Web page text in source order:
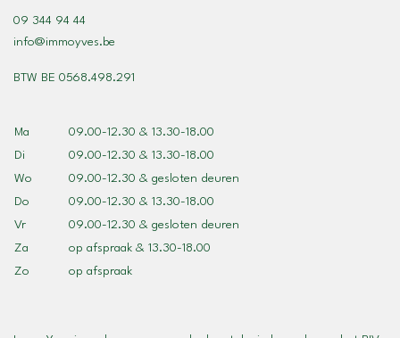
09 344 94 44
info@immoyves.be
BTW BE 0568.498.291
Ma
09.00-12.30 & 13.30-18.00
Di
09.00-12.30 & 13.30-18.00
Wo
09.00-12.30 & gesloten deuren
Do
09.00-12.30 & 13.30-18.00
Vr
09.00-12.30 & gesloten deuren
Za
op afspraak & 13.30-18.00
Zo
op afspraak